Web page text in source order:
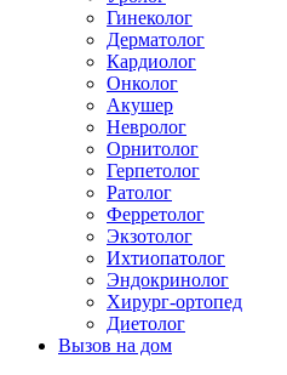
Гинеколог
Дерматолог
Кардиолог
Онколог
Акушер
Невролог
Орнитолог
Герпетолог
Ратолог
Ферретолог
Экзотолог
Ихтиопатолог
Эндокринолог
Хирург-ортопед
Диетолог
Вызов на дом